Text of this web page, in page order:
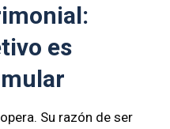
es
Su razón de ser